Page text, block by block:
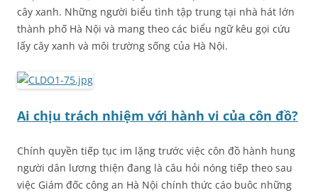
cây xanh. Những người biểu tình tập trung tại nhà hát lớn
thành phố Hà Nội và mang theo các biểu ngữ kêu gọi cứu
lấy cây xanh và môi trường sống của Hà Nội.
Ai chịu trách nhiệm với hành vi của côn đồ?
Chính quyền tiếp tục im lặng trước việc côn đồ hành hung
người dân lương thiện đang là câu hỏi nóng tiếp theo sau
việc Giám đốc công an Hà Nội chính thức cáo buôc những